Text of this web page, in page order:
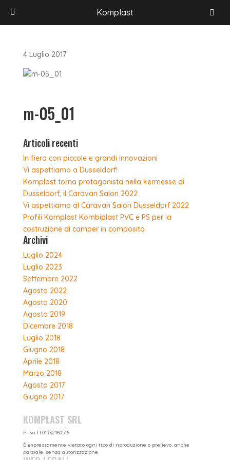
ART. M-05 – MANIGLIA INTERASSE 160
4 Luglio 2017
m-05_01
Articoli recenti
In fiera con piccole e grandi innovazioni
Vi aspettiamo a Dusseldorf!
Komplast torna protagonista nella kermesse di
Dusseldorf, il Caravan Salon 2022
Vi aspettiamo al Caravan Salon Dusseldorf 2022
Profili Komplast Kombiplast PVC e PS per la
costruzione di camper in composito
Archivi
Luglio 2024
Luglio 2023
Settembre 2022
Agosto 2022
Agosto 2020
Agosto 2019
Dicembre 2018
Luglio 2018
Giugno 2018
Aprile 2018
Marzo 2018
Agosto 2017
Giugno 2017
KOMPLAST SRL
P. Iva IT01932160516
È espressamente vietato ogni tipo di riproduzione o prelievo, anche
parziale, senza autorizzazione.
Komplast